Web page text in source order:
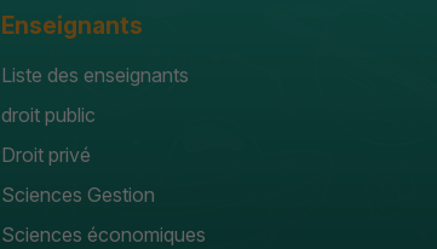
Enseignants
Liste des enseignants
droit public
Droit privé
Sciences Gestion
Sciences économiques